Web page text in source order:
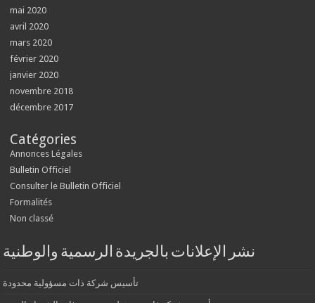
mai 2020
avril 2020
mars 2020
février 2020
janvier 2020
novembre 2018
décembre 2017
Catégories
Annonces Légales
Bulletin Officiel
Consulter le Bulletin Officiel
Formalités
Non classé
نشر الإعلانات بالجريدة الرسمية والوطنية
تأسيس شركة ذات مسؤولية محدودة